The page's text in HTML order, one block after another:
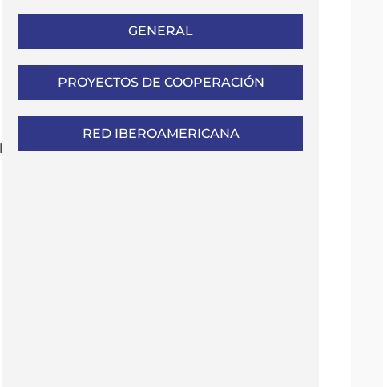
GENERAL
PROYECTOS DE COOPERACIÓN
RED IBEROAMERICANA